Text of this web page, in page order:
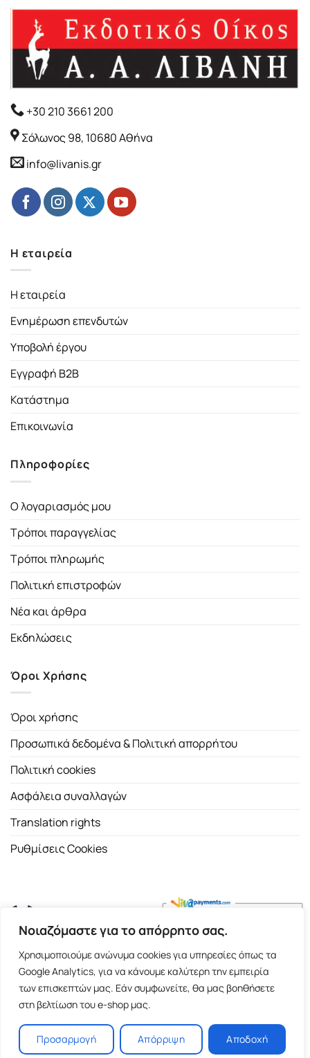
Νοιαζόμαστε για το απόρρητο σας.
Χρησιμοποιούμε ανώνυμα cookies για υπηρεσίες όπως τα
Google Analytics, για να κάνουμε καλύτερη την εμπειρία
των επισκεπτών μας. Εάν συμφωνείτε, θα μας βοηθήσετε
στη βελτίωση του e-shop μας.
Προσαρμογή Απόρριψη Αποδοχή
+30 210 3661 200
Σόλωνος 98, 10680 Αθήνα
info@livanis.gr
Η εταιρεία
Η εταιρεία
Ενημέρωση επενδυτών
Υποβολή έργου
Εγγραφή B2B
Κατάστημα
Επικοινωνία
Πληροφορίες
Ο λογαριασμός μου
Τρόποι παραγγελίας
Τρόποι πληρωμής
Πολιτική επιστροφών
Νέα και άρθρα
Εκδηλώσεις
Όροι Χρήσης
Όροι χρήσης
Προσωπικά δεδομένα & Πολιτική απορρήτου
Πολιτική cookies
Ασφάλεια συναλλαγών
Translation rights
Ρυθμίσεις Cookies
Copyright 2026 ©Εκδοτικός Οίκος Α.Α. Λιβάνη| All rights
reserved.
Σόλωνος 98, 10680 Αθήνα | Τ:2103661200- F: 2103617791
E-shop and Premium Managed Hosting by